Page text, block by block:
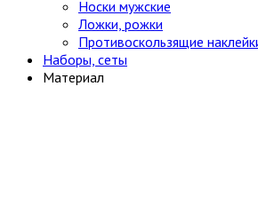
Носки мужские
Ложки, рожки
Противоскользящие
Наборы, сеты
Материал